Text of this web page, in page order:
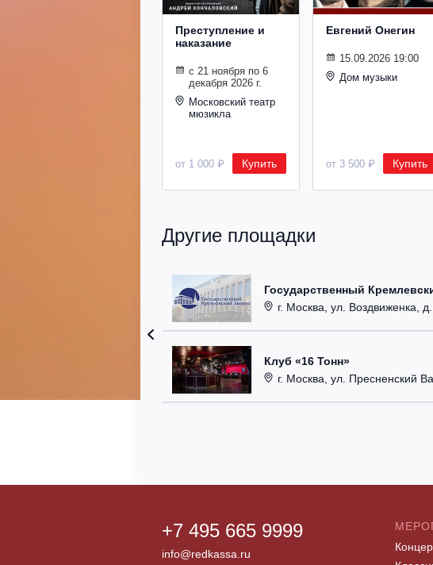
Преступление и
наказание
с 21 ноября по 6
декабря 2026 г.
Московский театр
мюзикла
от 1 000 ₽ Купить
Евгений Онегин
15.09.2026 19:00
Дом музыки
от 3 500 ₽ Купить
Другие площадки
Государственный
г. Москва, ул. Воздвиженка,
Клуб «16 Тонн»
г. Москва, ул. Пресненский
+7 495 665 9999
info@redkassa.ru